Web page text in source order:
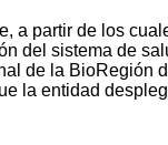
a partir de los
del sistema de
de la BioRegión
la entidad